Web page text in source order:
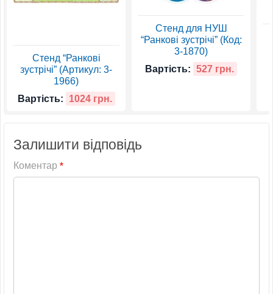
Стенд “Ранкові
зустрічі” (Артикул: 3-
1966)
Вартість:
1024 грн.
Стенд для НУШ
“Ранкові зустрічі” (Код:
3-1870)
Вартість: 527 грн.
Залишити відповідь
Коментар *